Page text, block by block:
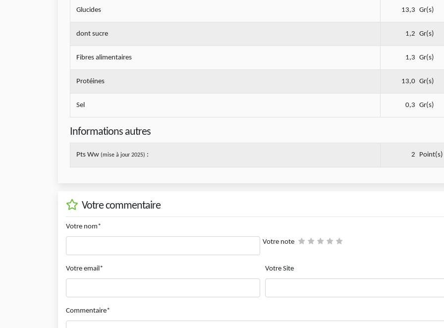
Glucides 13,3 Gr(s)
dont sucre 1,2 Gr(s)
Fibres alimentaires 1,3 Gr(s)
Protéines 13,0 Gr(s)
Sel 0,3 Gr(s)
Informations autres
Pts Ww (mise à jour 2025) : 2 Point(s)
Votre commentaire
Votre nom*
Votre note
Votre email* Votre Site
Commentaire*